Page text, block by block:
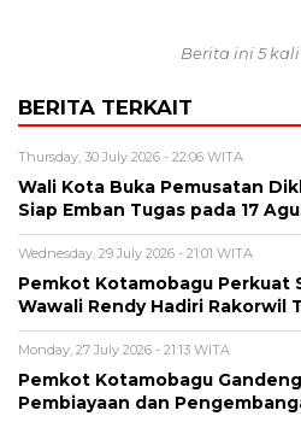
Berita ini 5
BERITA TERKAIT
Thursday, 30 July 2026 - 22:06 WITA
Wali Kota Buka Pemusatan
Siap Emban Tugas pada 17
Wednesday, 29 July 2026 - 21:01 WITA
Pemkot Kotamobagu Perkuat
Wawali Rendy Hadiri Rakorwil
Monday, 27 July 2026 - 21:13 WITA
Pemkot Kotamobagu
Pembiayaan dan